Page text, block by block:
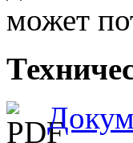
может